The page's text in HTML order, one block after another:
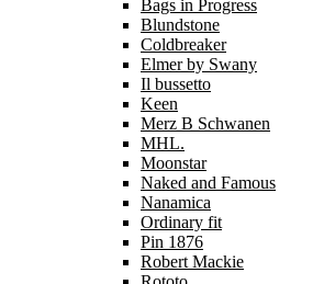
Bags in Progress
Blundstone
Coldbreaker
Elmer by Swany
Il bussetto
Keen
Merz B Schwanen
MHL.
Moonstar
Naked and Famous
Nanamica
Ordinary fit
Pin 1876
Robert Mackie